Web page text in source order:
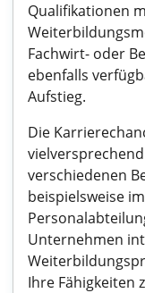
Qualifikationen
Fachwirt- oder
ebenfalls
Aufstieg.
Die
verschiedenen
beispielsweise
Unternehmen
Ihre Fähigkeiten